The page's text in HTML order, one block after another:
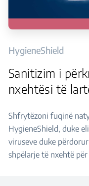
HygieneShield
Sanitizim i
nxehtësi të
Shfrytëzoni fuqinë
HygieneShield, duke
viruseve duke
shpëlarje të nxehtë